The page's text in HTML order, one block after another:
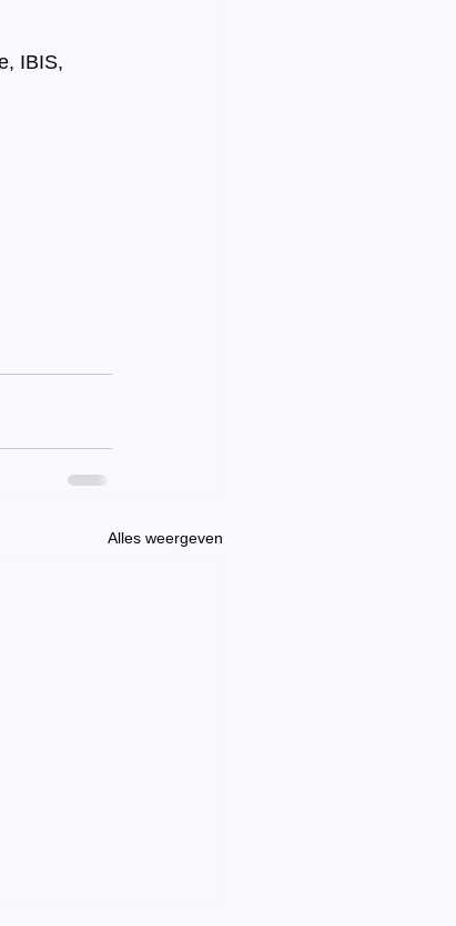
IBIS,
Alles weergeven